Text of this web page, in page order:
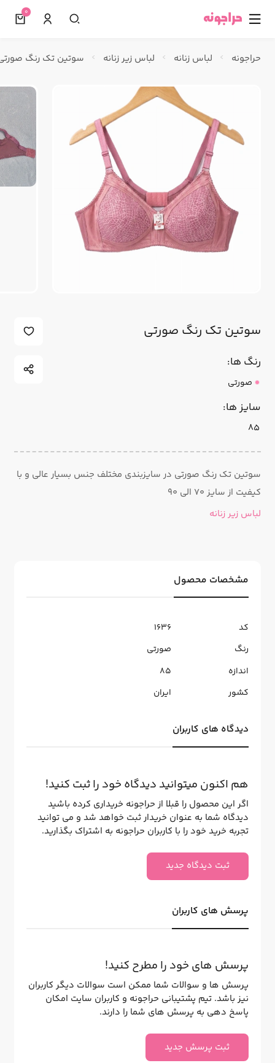
☰
0
حراجونه لباس زنانه لباس زیر زنانه سوتین تک رنگ
سوتین تک رنگ صورتی
رنگ ها:
صورتی
سایز ها:
85
سوتین تک رنگ صورتی در سایزبندی مختلف جنس بسیار عالی و با
کیفیت از سایز ۷۰ الی ۹۰
لباس زیر زنانه
مشخصات محصول
کد
1636
رنگ
صورتی
اندازه
85
کشور
ایران
دیدگاه های کاربران
هم اکنون میتوانید دیدگاه خود را ثبت کنید!
اگر این محصول را قبلا از حراجونه خریداری کرده باشید
دیدگاه شما به عنوان خریدار ثبت خواهد شد و می توانید
تجربه خرید خود را با کاربران حراجونه به اشتراک بگذارید.
ثبت دیدگاه جدید
پرسش های کاربران
پرسش های خود را مطرح کنید!
پرسش ها و سوالات شما ممکن است سوالات دیگر کاربران
نیز باشد. تیم پشتیبانی حراجونه و کاربران سایت امکان
پاسخ دهی به پرسش های شما را دارند.
ثبت پرسش جدید